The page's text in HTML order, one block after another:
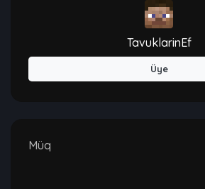
TavuklarinEf
Üye
Müq